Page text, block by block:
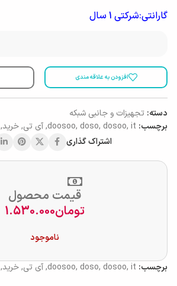
گارانتی:شرکتی 1 سال
افزودن به علاقه مندی
دسته: تجهیزات و جانبی شبکه
برچسب:
doosoo, doso, dosoo, it
,آی تی,خرید,
اشتراک گذاری
قیمت محصول
تومان1.530.000
ناموجود
برچسب: doosoo, doso, dosoo, it
,آی تی,خرید,